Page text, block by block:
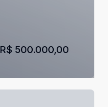
R$ 500.000,00